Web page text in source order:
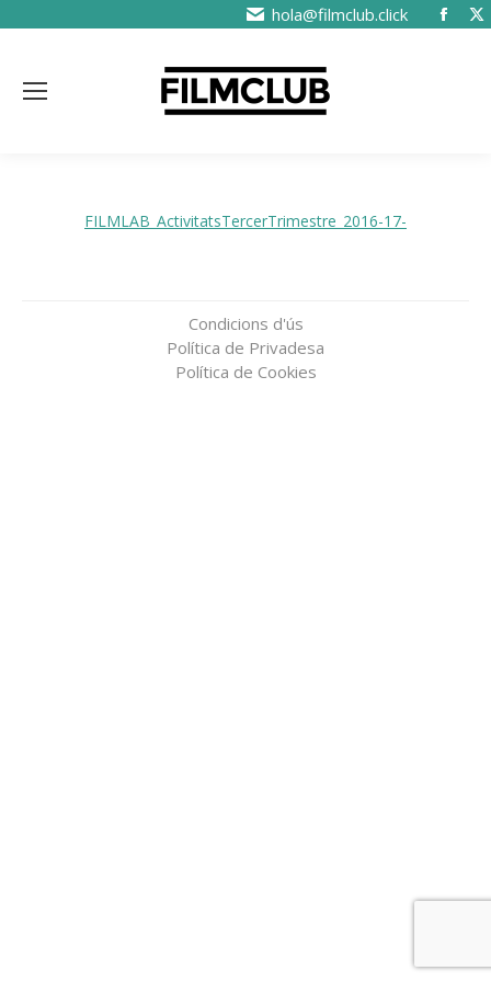
hola@filmclub.click
FILMLAB_ActivitatsTercerTrimestre_2016-17-
Condicions d'ús
Política de Privadesa
Política de Cookies